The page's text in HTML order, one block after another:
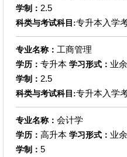
学制： 2.5
科类与考试科目:专升本入学
专业名称： 工商管理
学历： 专升本 学习形式： 业余
学制： 2.5
科类与考试科目:专升本入学
专业名称： 会计学
学历： 高升本 学习形式： 业余
学制： 5